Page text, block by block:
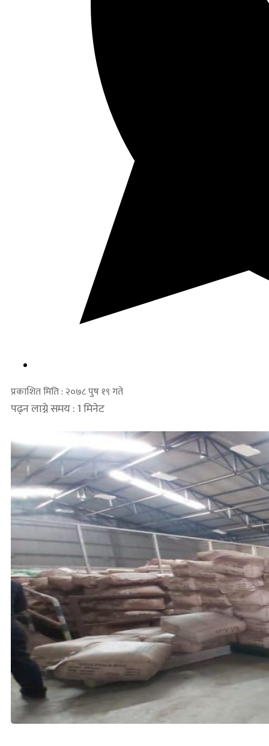
प्रकाशित मिति : २०७८ पुष १९ गते
पढ्न लाग्ने समय : 1 मिनेट